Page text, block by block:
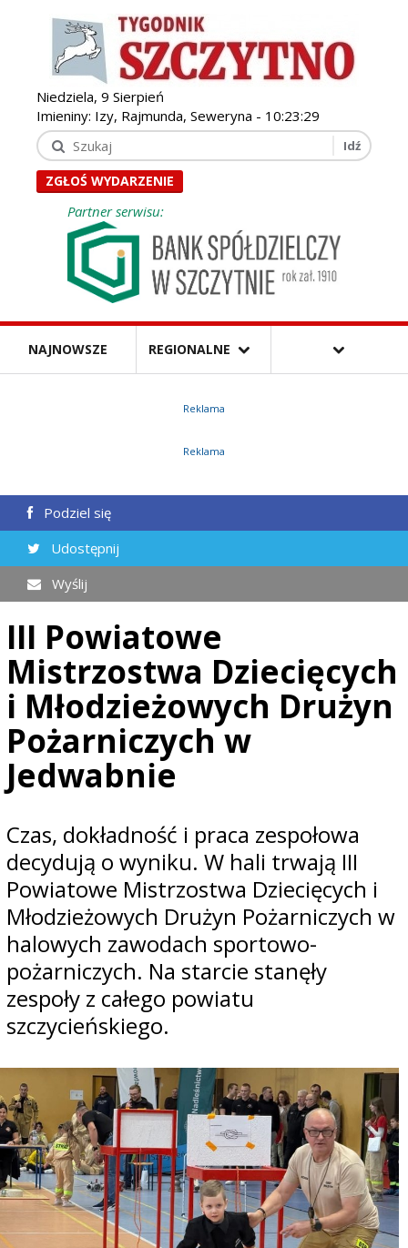
Niedziela, 9 Sierpień
Imieniny: Izy, Rajmunda, Seweryna - 10:23:31
ZGŁOŚ WYDARZENIE
Partner serwisu:
NAJNOWSZE REGIONALNE
Reklama
Reklama
Podziel się
Udostępnij
Wyślij
III Powiatowe
Mistrzostwa Dziecięcych
i Młodzieżowych Drużyn
Pożarniczych w
Jedwabnie
Czas, dokładność i praca zespołowa
decydują o wyniku. W hali trwają III
Powiatowe Mistrzostwa Dziecięcych i
Młodzieżowych Drużyn Pożarniczych w
halowych zawodach sportowo-
pożarniczych. Na starcie stanęły
zespoły z całego powiatu
szczycieńskiego.